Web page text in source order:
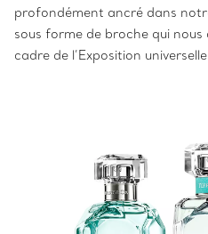
profondément ancré dans
sous forme de broche qui
cadre de l’Exposition